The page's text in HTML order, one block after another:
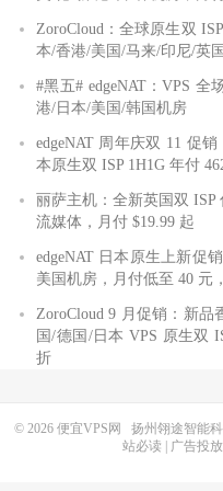
ZoroCloud：全球原生双
本/香港/美国/马来/印尼/英
#黑五# edgeNAT：VPS
港/日本/美国/韩国机房
edgeNAT 周年庆双 11 促
本原生双 ISP 1H1G 年付
丽萨主机：全新英国双 ISP
流媒体，月付 $19.99 起
edgeNAT 日本原生上新促
美国机房，月付低至 40 元
ZoroCloud 9 月促销：新品
国/德国/日本 VPS 原生双
折
© 2026 便宜VPS网 扬州翎途智能
站必读 | 广告投放